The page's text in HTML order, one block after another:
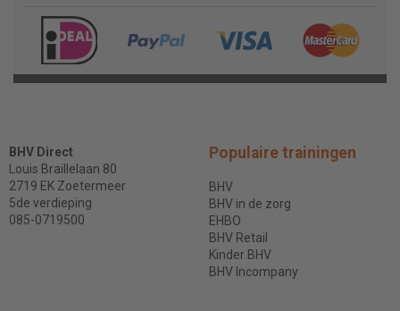
BHV Direct
Louis Braillelaan 80
2719 EK Zoetermeer
5de verdieping
085-0719500
Populaire trainingen
BHV
BHV in de zorg
EHBO
BHV Retail
Kinder BHV
BHV Incompany